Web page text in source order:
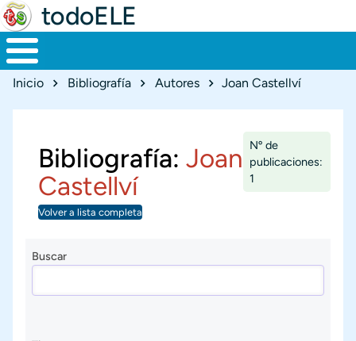
todoELE
Ruta de navegación
Inicio Bibliografía Autores Joan Castellví
Bibliografía: Joan
Castellví
Nº de
publicaciones:
1
Volver a lista completa
Buscar